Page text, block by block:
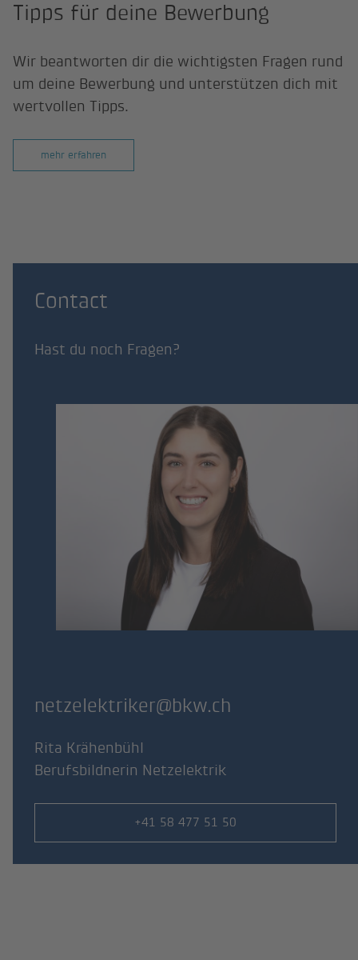
Tipps für deine Bewerbung
Wir beantworten dir die wichtigsten Fragen rund
um deine Bewerbung und unterstützen dich mit
wertvollen Tipps.
mehr erfahren
Contact
Hast du noch Fragen?
netzelektriker@bkw.ch
Rita Krähenbühl
Berufsbildnerin Netzelektrik
Phone number
+41 58 477 51 50